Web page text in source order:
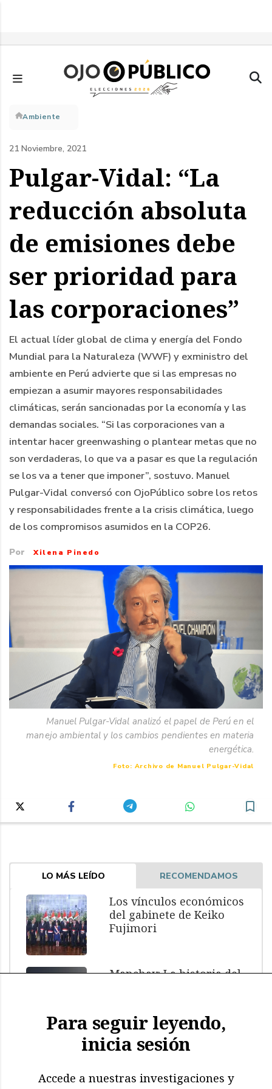
principal
Sobrescribir
enlaces
de
ayuda
a
la
navegación
Ambiente
21 Noviembre, 2021
Pulgar-Vidal: “La
reducción absoluta
de emisiones debe
ser prioridad para
las corporaciones”
El actual líder global de clima y energía del Fondo
Mundial para la Naturaleza (WWF) y exministro del
ambiente en Perú advierte que si las empresas no
empiezan a asumir mayores responsabilidades
climáticas, serán sancionadas por la economía y las
demandas sociales. “Si las corporaciones van a
intentar hacer greenwashing o plantear metas que no
son verdaderas, lo que va a pasar es que la regulación
se los va a tener que imponer”, sostuvo. Manuel
Pulgar-Vidal conversó con OjoPúblico sobre los retos
y responsabilidades frente a la crisis climática, luego
de los compromisos asumidos en la COP26.
Por Xilena Pinedo
Manuel Pulgar-Vidal analizó el papel de Perú en el
manejo ambiental y los cambios pendientes en materia
energética.
Foto: Archivo de Manuel Pulgar-Vidal
LO MÁS LEÍDO RECOMENDAMOS
Los vínculos económicos
del gabinete de Keiko
Fujimori
Manchay: La historia del
El impacto de El Niño: más
mamíferos marinos
muertos
Para seguir leyendo,
inicia sesión
Accede a nuestras investigaciones y